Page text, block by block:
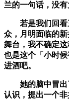
兰的一句话，没
若是我们回看
众，月明面临的
舞台，我不确定
也是这个「小时
进酒吧。
她的脑中冒出
认识，提出一个